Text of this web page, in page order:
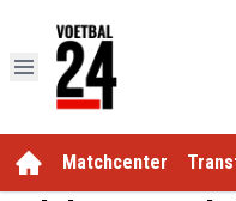
Matchcenter